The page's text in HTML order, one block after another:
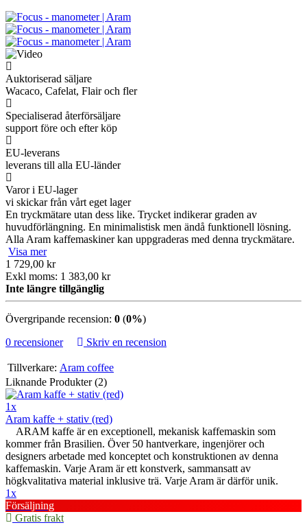
Auktoriserad säljare
Wacaco, Cafelat, Flair och fler
Specialiserad återförsäljare
support före och efter köp
EU-leverans
leverans till alla EU-länder
Varor i EU-lager
vi skickar från vårt eget lager
En tryckmätare utan dess like. Trycket indikerar graden av
huvudförlängning. En minimalistisk men ändå funktionell lösning.
Alla Aram kaffemaskiner kan uppgraderas med denna tryckmätare.
Visa mer
1 729,00 kr
Exkl moms: 1 383,00 kr
Inte längre tillgänglig
Övergripande recension: 0 (0%)
0 recensioner
Skriv en recension
Tillverkare: Aram coffee
Liknande Produkter (2)
1x
Aram kaffe + stativ (red)
ARAM kaffe är en exceptionell, mekanisk kaffemaskin som
kommer från Brasilien. Över 50 hantverkare, ingenjörer och
designers arbetade med konceptet och konstruktionen av denna
kaffemaskin. Varje Aram är ett konstverk, sammansatt av
högkvalitativa material inklusive trä. Varje Aram är därför unik.
1x
Försäljning
Gratis frakt